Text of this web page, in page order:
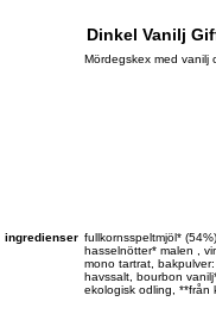
Dinkel Vanilj
Mördegskex med vanilj
ingredienser fullkornsspeltmjöl*
hasselnötter* malen ,
mono tartrat,
havssalt, bourbon
ekologisk odling, **från